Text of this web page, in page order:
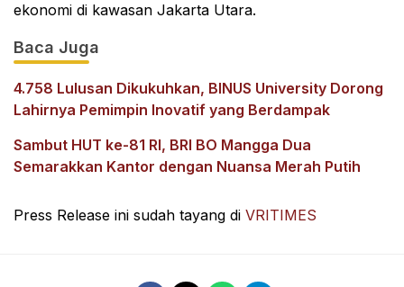
ekonomi di kawasan Jakarta Utara.
Baca Juga
4.758 Lulusan Dikukuhkan, BINUS University Dorong
Lahirnya Pemimpin Inovatif yang Berdampak
Sambut HUT ke-81 RI, BRI BO Mangga Dua
Semarakkan Kantor dengan Nuansa Merah Putih
Press Release ini sudah tayang di VRITIMES